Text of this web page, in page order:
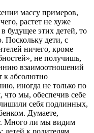
массу примеров,
растет не хуже
будущее этих детей, то
Поскольку дети, с
ничего, кроме
не получишь,
взаимоотношений
к абсолютно
иногда не только по
мы, обеспечив себе
себя подлинных,
Думаете,
Много ли мы видим
детей к родителям,